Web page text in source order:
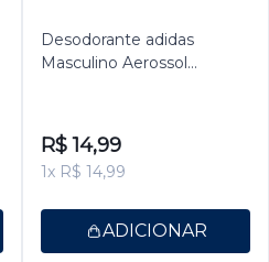
Desodorante adidas
Masculino Aerossol
R$ 14,99
1x R$ 14,99
ADICIONAR